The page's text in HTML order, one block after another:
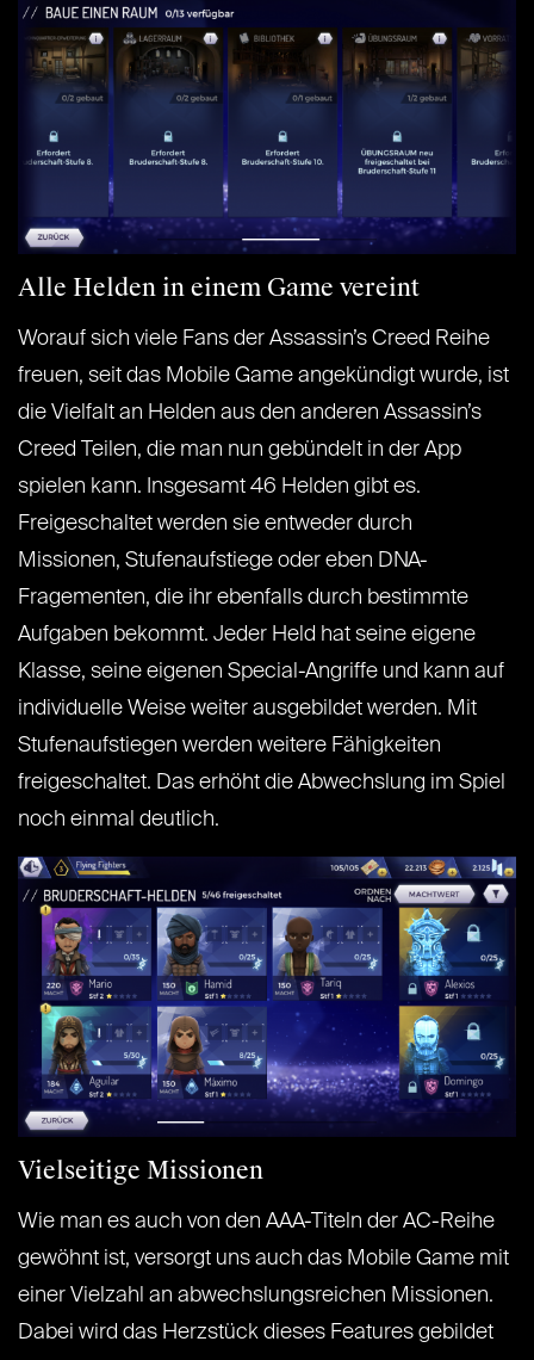
Alle Helden in einem Game vereint
Worauf sich viele Fans der Assassin’s Creed Reihe
freuen, seit das Mobile Game angekündigt wurde, ist
die Vielfalt an Helden aus den anderen Assassin’s
Creed Teilen, die man nun gebündelt in der App
spielen kann. Insgesamt 46 Helden gibt es.
Freigeschaltet werden sie entweder durch
Missionen, Stufenaufstiege oder eben DNA-
Fragementen, die ihr ebenfalls durch bestimmte
Aufgaben bekommt. Jeder Held hat seine eigene
Klasse, seine eigenen Special-Angriffe und kann auf
individuelle Weise weiter ausgebildet werden. Mit
Stufenaufstiegen werden weitere Fähigkeiten
freigeschaltet. Das erhöht die Abwechslung im Spiel
noch einmal deutlich.
Vielseitige Missionen
Wie man es auch von den AAA-Titeln der AC-Reihe
gewöhnt ist, versorgt uns auch das Mobile Game mit
einer Vielzahl an abwechslungsreichen Missionen.
Dabei wird das Herzstück dieses Features gebildet